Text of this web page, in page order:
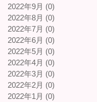
2022年9月 (0)
2022年8月 (0)
2022年7月 (0)
2022年6月 (0)
2022年5月 (0)
2022年4月 (0)
2022年3月 (0)
2022年2月 (0)
2022年1月 (0)